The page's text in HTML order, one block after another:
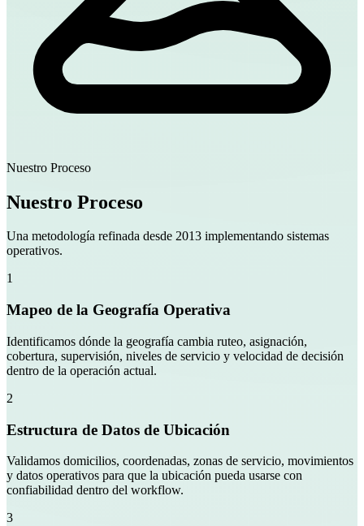
Nuestro Proceso
Nuestro Proceso
Una metodología refinada desde 2013 implementando sistemas
operativos.
1
Mapeo de la Geografía Operativa
Identificamos dónde la geografía cambia ruteo, asignación,
cobertura, supervisión, niveles de servicio y velocidad de decisión
dentro de la operación actual.
2
Estructura de Datos de Ubicación
Validamos domicilios, coordenadas, zonas de servicio, movimientos
y datos operativos para que la ubicación pueda usarse con
confiabilidad dentro del workflow.
3